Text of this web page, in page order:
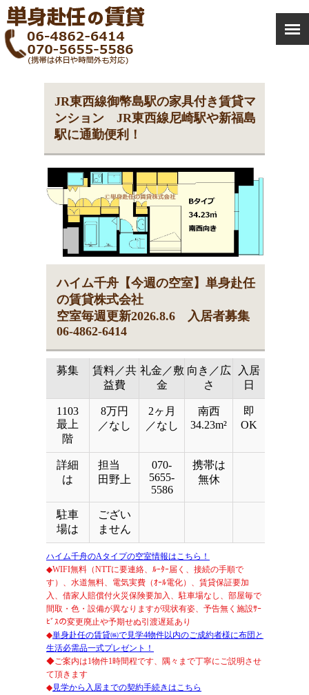
JR東西線御幣島駅の家具付き賃貸マ
ンション JR東西線尼崎駅や新福島
駅に通勤便利！
ハイム千舟【今週の空室】単身赴任
の賃貸株式会社
空室毎週更新2026.8.6 入居者募集
06-4862-6414
募集
賃料／共
益費
礼金／敷
金
向き／広
さ
入居
日
1103
最上
階
8万円
／なし
2ヶ月
／なし
南西
34.23m²
即
OK
詳細
は
担当
田野上
070-
5655-
5586
携帯は
無休
駐車
場は
ござい
ません
ハイム千舟のAタイプの空室情報はこちら！
◆WIFI無料（NTTに要連絡、ﾙｰﾀｰ届く、接続の手順で
す）、水道無料、電気実費（ｵｰﾙ電化）、賃貸保証要加
入、借家人賠償付火災保険要加入、駐車場なし、部屋毎で
間取・色・設備が異なりますが現状有姿、予告無く施設ｻｰ
ﾋﾞｽの変更廃止や予期せぬ引渡遅延あり
◆単身赴任の賃貸㈱で見学4物件以内のご成約者様に布団と
生活必需品一式プレゼント！
◆ご案内は1物件1時間程です、隅々まで丁寧にご説明させ
て頂きます
◆見学から入居までの契約手続きはこちら